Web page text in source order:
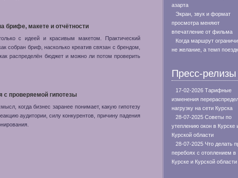
брифе, макете и отчётности
с идеей и красивым макетом. Практический
собран бриф, насколько креатив связан с брендом,
распределён бюджет и можно ли потом проверить
с проверяемой гипотезы
когда бизнес заранее понимает, какую гипотезу
аудитории, силу конкурентов, причину падения
азарта
Экран, звук и формат
просмотра меняют
впечатление от фильма
Когда маршрут
не желание, а темп
Пресс-релизы
17-02-2026 Тарифные
изменения
нагрузку на сети Курска
28-07-2025 Советы по
утеплению окон в Курске
Курской области
28-07-2025 Что делать
перебоях с отоплением в
Курске и Курской области